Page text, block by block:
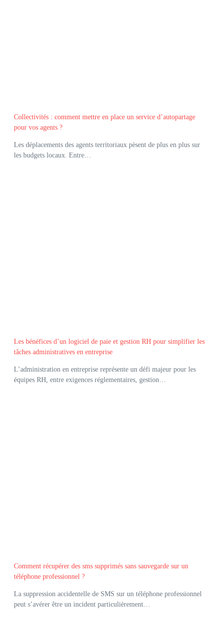
Collectivités : comment mettre en place un service d’autopartage
pour vos agents ?
Les déplacements des agents territoriaux pèsent de plus en plus sur
les budgets locaux. Entre…
Les bénéfices d’un logiciel de paie et gestion RH pour simplifier les
tâches administratives en entreprise
L’administration en entreprise représente un défi majeur pour les
équipes RH, entre exigences réglementaires, gestion…
Comment récupérer des sms supprimés sans sauvegarde sur un
téléphone professionnel ?
La suppression accidentelle de SMS sur un téléphone professionnel
peut s’avérer être un incident particulièrement…